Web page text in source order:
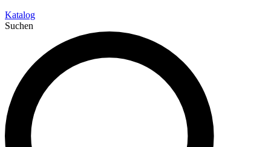
Katalog
Suchen